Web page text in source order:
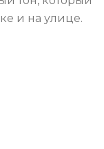
и на улице.